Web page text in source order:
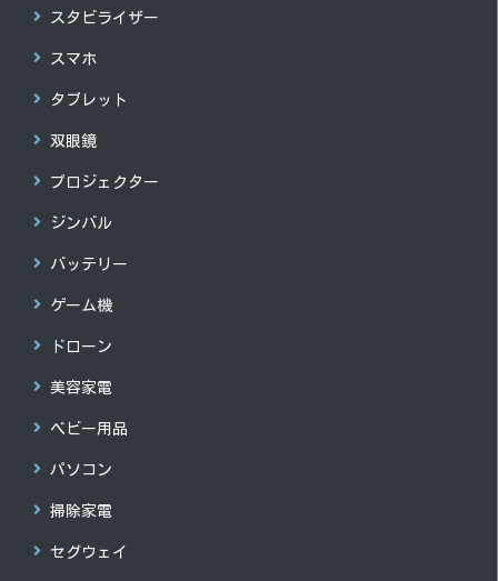
スタビライザー
スマホ
タブレット
双眼鏡
プロジェクター
ジンバル
バッテリー
ゲーム機
ドローン
美容家電
ベビー用品
パソコン
掃除家電
セグウェイ